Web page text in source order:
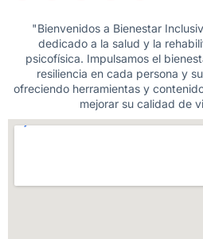
"Bienvenidos a Bienestar
dedicado a la salud y la
psicofísica. Impulsamos el
resiliencia en cada persona y
ofreciendo herramientas y
mejorar su calidad de